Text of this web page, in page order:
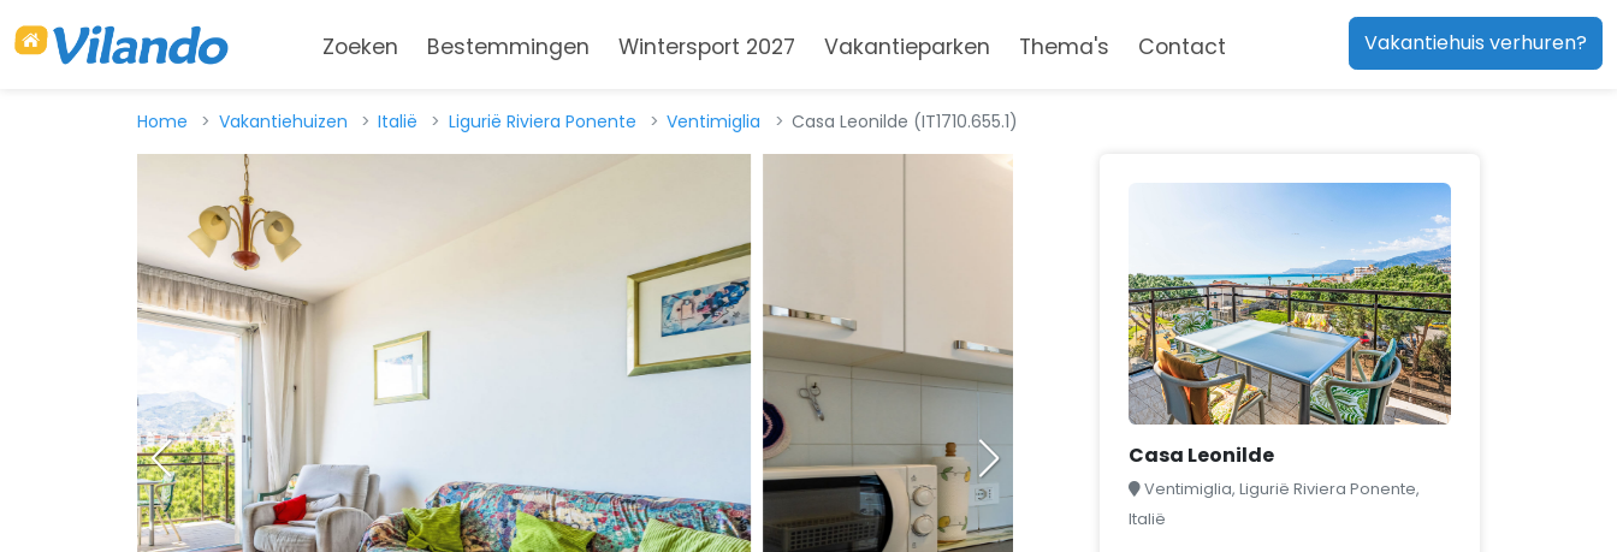
Zoeken Bestemmingen Wintersport 2027 Vakantieparken Thema's Contact Vakantiehuis verhuren?
Home Vakantiehuizen Italië Ligurië Riviera Ponente Ventimiglia Casa Leonilde (IT1710.655.1)
Casa Leonilde
Ventimiglia, Ligurië Riviera Ponente,
Italië